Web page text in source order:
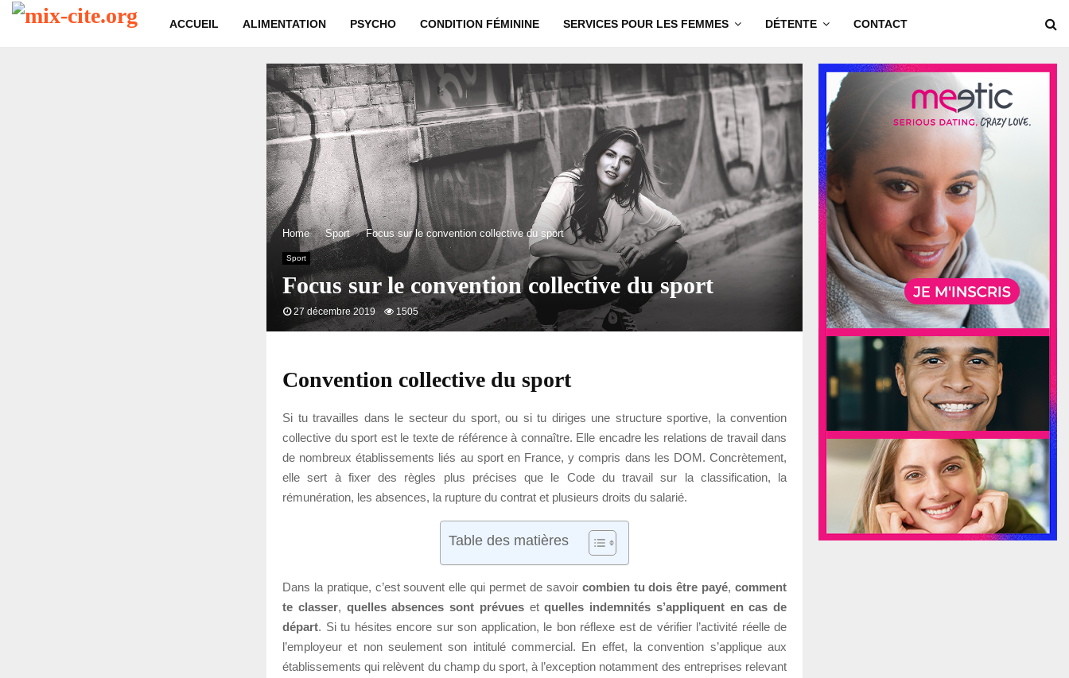
ACCUEIL ALIMENTATION PSYCHO CONDITION FÉMININE SERVICES POUR LES FEMMES DÉTENTE CONTACT
Home Sport Focus sur le convention collective du sport
Sport
Focus sur le convention collective du sport
27 décembre 2019 1505
Convention collective du sport
Si tu travailles dans le secteur du sport, ou si tu diriges une structure sportive, la convention
collective du sport est le texte de référence à connaître. Elle encadre les relations de travail dans
de nombreux établissements liés au sport en France, y compris dans les DOM. Concrètement,
elle sert à fixer des règles plus précises que le Code du travail sur la classification, la
rémunération, les absences, la rupture du contrat et plusieurs droits du salarié.
Table des matières
Dans la pratique, c’est souvent elle qui permet de savoir combien tu dois être payé,comment
te classer, quelles absences sont prévuesetquelles indemnités s’appliquent en cas de
départ. Si tu hésites encore sur son application, le bon réflexe est de vérifier l’activité réelle de
l’employeur et non seulement son intitulé commercial. En effet, la convention s’applique aux
établissements qui relèvent du champ du sport, à l’exception notamment des entreprises relevant